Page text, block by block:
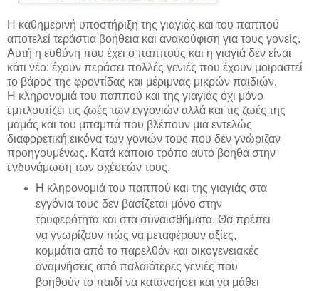
Η καθημερινή υποστήριξη της γιαγιάς και του παππού
αποτελεί τεράστια βοήθεια και ανακούφιση για τους γονείς.
Αυτή η ευθύνη που έχει ο παππούς και η γιαγιά δεν είναι
κάτι νέο: έχουν περάσει πολλές γενιές που έχουν μοιραστεί
το βάρος της φροντίδας και μέριμνας μικρών παιδιών.
Η κληρονομιά του παππού και της γιαγιάς όχι μόνο
εμπλουτίζει τις ζωές των εγγονιών αλλά και τις ζωές της
μαμάς και του μπαμπά που βλέπουν μια εντελώς
διαφορετική εικόνα των γονιών τους που δεν γνώριζαν
προηγουμένως. Κατά κάποιο τρόπο αυτό βοηθά στην
ενδυνάμωση των σχέσεών τους.
Η κληρονομιά του παππού και της γιαγιάς στα
εγγόνια τους δεν βασίζεται μόνο στην
τρυφερότητα και στα συναισθήματα. Θα πρέπει
να γνωρίζουν πώς να μεταφέρουν αξίες,
κομμάτια από το παρελθόν και οικογενειακές
αναμνήσεις από παλαιότερες γενιές που
βοηθούν το παιδί να κατανοήσει και να μάθει